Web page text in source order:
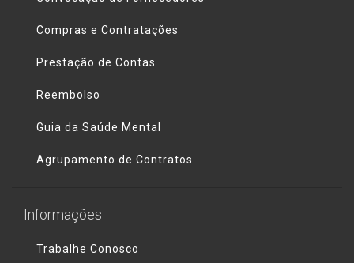
Compras e Contratações
Prestação de Contas
Reembolso
Guia da Saúde Mental
Agrupamento de Contratos
Informações
Trabalhe Conosco